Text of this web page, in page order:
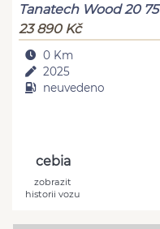
Tanatech Wood 20
23 890 Kč
0 Km
2025
neuvedeno
cebia
zobrazit
historii vozu